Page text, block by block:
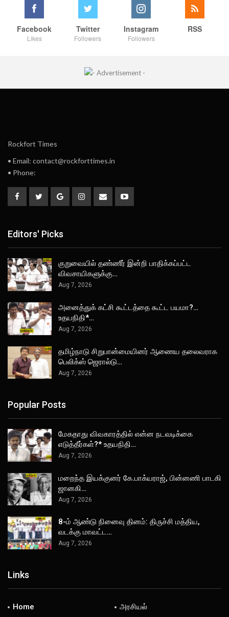
Facebook
Likes
Twitter
Followers
Instagram
Followers
RSS
Rockfort Times
• Email: contact@rockforttimes.in
• Phone:
Editors' Picks
குறுவையில் தண்ணீர் இன்றி பாதிக்கப்பட்ட
விவசாயிகளுக்கு…
Aug 7, 2026
அனைத்துக் கட்சி கூட்டத்தை கூட்ட பயமா?…
உதயநிதி*…
Aug 7, 2026
தமிழ்நாடு சிறுபான்மையினர் ஆணைய தலைவராக
பெலிக்ஸ் ஜெரால்டு…
Aug 7, 2026
Popular Posts
மேகதாது விவகாரத்தில் என்ன நடவடிக்கை
எடுத்தீர்கள்?* உதயநிதி…
Aug 7, 2026
மறைந்த இயக்குனர் கே.பாக்யராஜ், பின்னணி பாடகி
ஜானகி…
Aug 7, 2026
8-ம் ஆண்டு நினைவு தினம்: திருச்சி மத்திய,
வடக்கு மாவட்ட…
Aug 7, 2026
Links
Home அரசியல்